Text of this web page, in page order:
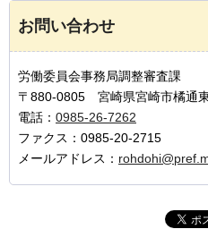
お問い合わせ
労働委員会事務局調整審査課
〒880-0805 宮崎県宮崎市橘通
電話： 0985-26-7262
ファクス：0985-20-2715
メールアドレス：